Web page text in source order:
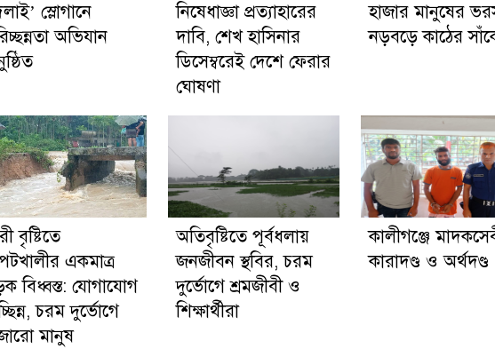
স্লোগানে
অভিযান
নিষেধাজ্ঞা প্রত্যাহারের
দাবি, শেখ হাসিনার
ডিসেম্বরেই দেশে ফেরার
ঘোষণা
হাজার মানুষের
নড়বড়ে কাঠের
বৃষ্টিতে
একমাত্র
বিধ্বস্ত: যোগাযোগ
চরম দুর্ভোগে
মানুষ
অতিবৃষ্টিতে পূর্বধলায়
জনজীবন স্থবির, চরম
দুর্ভোগে শ্রমজীবী ও
শিক্ষার্থীরা
কালীগঞ্জে
কারাদণ্ড ও অর্থদণ্ড